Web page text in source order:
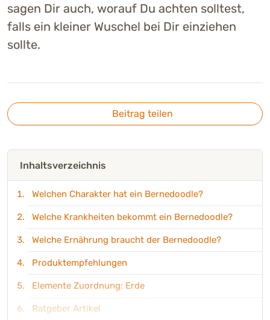
sagen Dir auch, worauf Du achten solltest,
falls ein kleiner Wuschel bei Dir einziehen
sollte.
Beitrag teilen
Inhaltsverzeichnis
Welchen Charakter hat ein Bernedoodle?
Welche Krankheiten bekommt ein Bernedoodle?
Welche Ernährung braucht der Bernedoodle?
Produktempfehlungen
Elemente Zuordnung: Erde
Ratgeber Artikel